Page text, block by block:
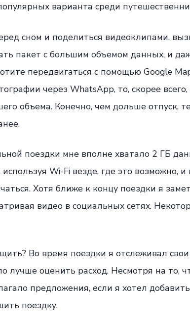
варианта среди
сном и поделиться видеоклипами,
пакет с большим объемом данных, и
передвигаться с помощью Google
через WhatsApp, то, скорее
объема. Конечно, чем дольше отпуск,
поездки мне вполне хватало 2 ГБ
Wi-Fi везде, где это возможно,
Хотя ближе к концу поездки я
видео в социальных сетях.
Во время поездки я отслеживал
лучше оценить расход. Несмотря на то,
предложения, если я хотел
поездку.